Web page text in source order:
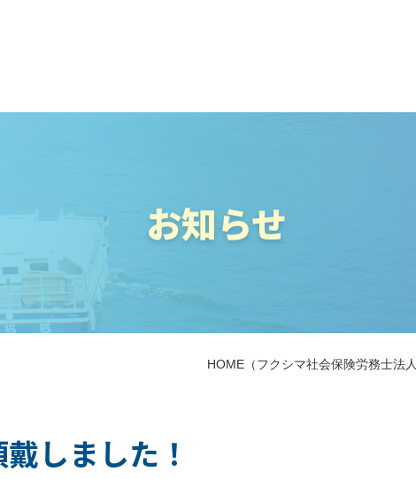
お知らせ
HOME （フクシマ社会保険労務士法人
しました！